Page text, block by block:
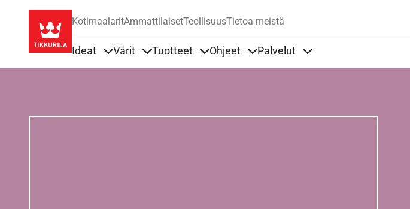
KotimaalaritAmmattilaisetTeollisuusTietoa meistä
Ideat Värit Tuotteet Ohjeet Palvelut